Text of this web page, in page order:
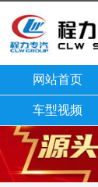
网站首页
车型视频